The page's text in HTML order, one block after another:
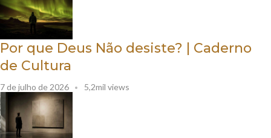
Por que Deus Não desiste? | Caderno
de Cultura
7 de julho de 2026 5,2mil views